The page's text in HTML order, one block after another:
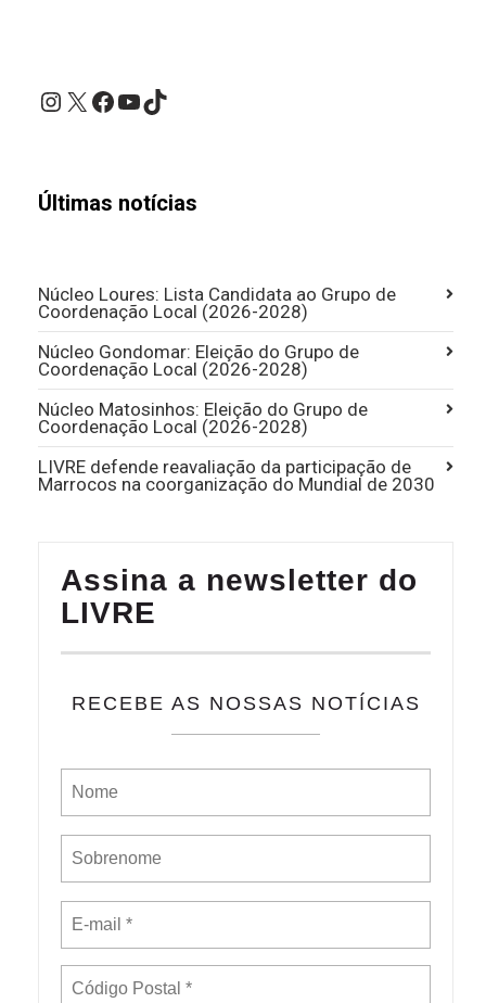
Instagram
X Facebook
YouTube
Últimas notícias
Núcleo Loures: Lista Candidata ao Grupo de
Coordenação Local (2026-2028)
Núcleo Gondomar: Eleição do Grupo de
Coordenação Local (2026-2028)
Núcleo Matosinhos: Eleição do Grupo de
Coordenação Local (2026-2028)
LIVRE defende reavaliação da participação de
Marrocos na coorganização do Mundial de 2030
Assina a newsletter do
LIVRE
RECEBE AS NOSSAS NOTÍCIAS